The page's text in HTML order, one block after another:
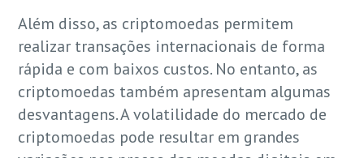
Além disso, as criptomoedas permitem
realizar transações internacionais de forma
rápida e com baixos custos. No entanto, as
criptomoedas também apresentam algumas
desvantagens. A volatilidade do mercado de
criptomoedas pode resultar em grandes